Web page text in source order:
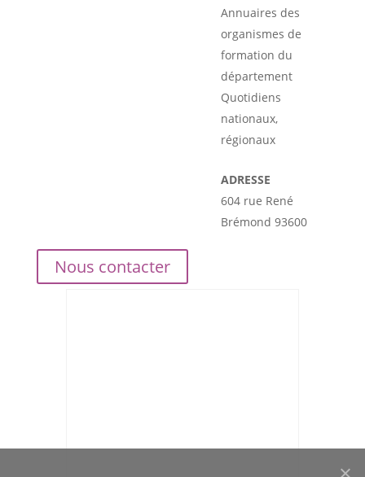
Annuaires des
organismes de
formation du
département
Quotidiens
nationaux,
régionaux
ADRESSE
604 rue René
Brémond 93600
Nous contacter